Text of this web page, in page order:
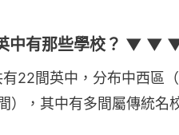
中有那些學校？ ▼ ▼
22間英中，分布中西區
），其中有多間屬傳統名